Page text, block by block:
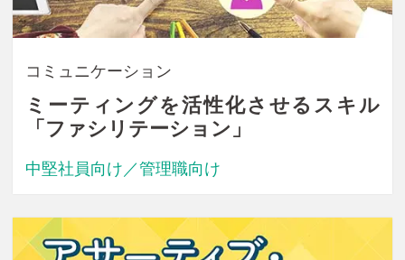
コミュニケーション
ミーティングを活性化させるスキル
「ファシリテーション」
中堅社員向け／管理職向け